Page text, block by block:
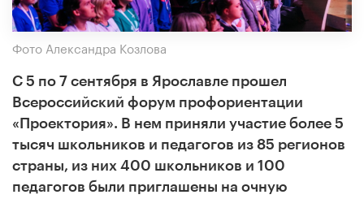
Фото Александра Козлова
С 5 по 7 сентября в Ярославле прошел
Всероссийский форум профориентации
«Проектория». В нем приняли участие более 5
тысяч школьников и педагогов из 85 регионов
страны, из них 400 школьников и 100
педагогов были приглашены на очную